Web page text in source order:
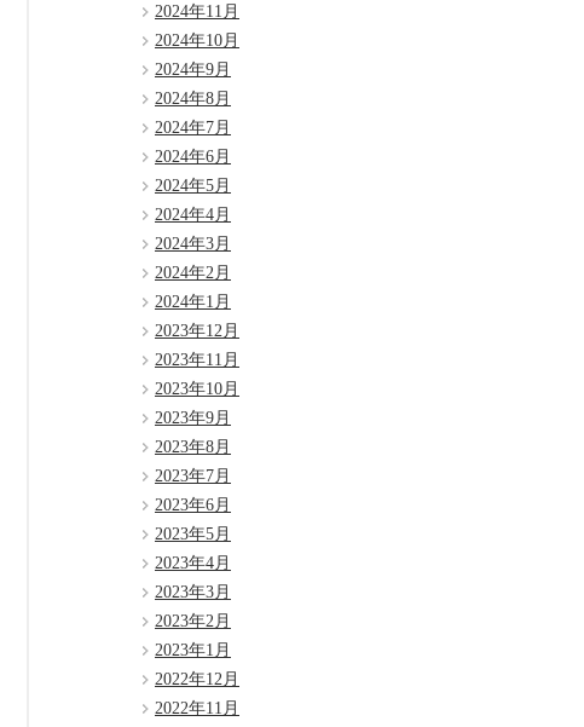
2024年11月
2024年10月
2024年9月
2024年8月
2024年7月
2024年6月
2024年5月
2024年4月
2024年3月
2024年2月
2024年1月
2023年12月
2023年11月
2023年10月
2023年9月
2023年8月
2023年7月
2023年6月
2023年5月
2023年4月
2023年3月
2023年2月
2023年1月
2022年12月
2022年11月